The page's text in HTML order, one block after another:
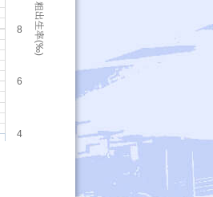
粗出生率(‰)
6
8
4